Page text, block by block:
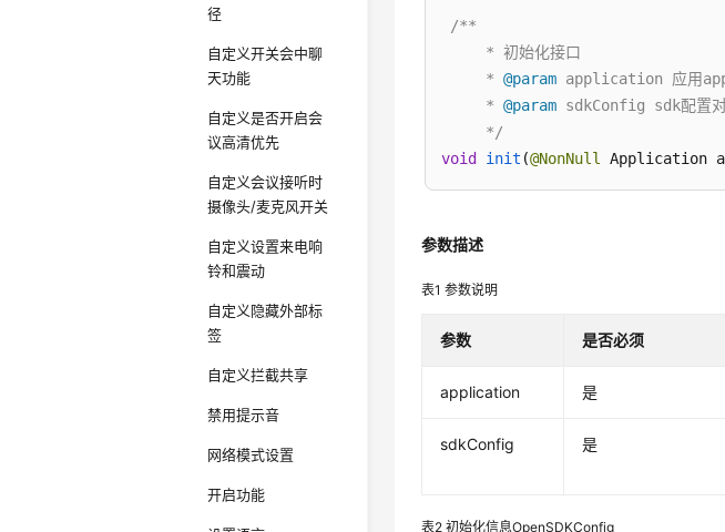
径
自定义开关会中聊
天功能
自定义是否开启会
议高清优先
自定义会议接听时
摄像头/麦克风开关
自定义设置来电响
铃和震动
自定义隐藏外部标
签
自定义拦截共享
禁用提示音
网络模式设置
开启功能
/**
     * 初始化接口
     *
@param application 应用
     *
@param sdkConfig sdk配置
     */
void
init (@NonNull Application
参数描述
表1参数说明
参数 是否必须
application 是
sdkConfig 是
表2初始化信息OpenSDKConfig